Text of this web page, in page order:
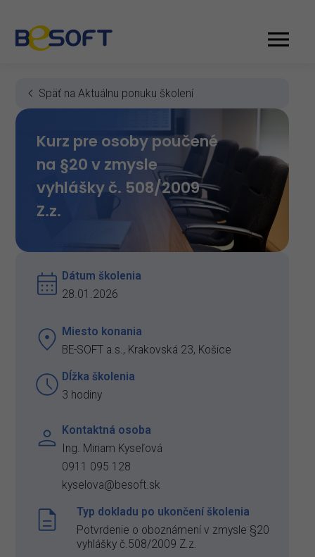
Späť na Aktuálnu ponuku školení
Kurz pre osoby poučené
na §20 v zmysle
vyhlášky č. 508/2009
Z.z.
Dátum školenia
28.01.2026
Miesto konania
BE-SOFT a.s., Krakovská 23, Košice
Dĺžka školenia
3 hodiny
Kontaktná osoba
Ing. Miriam Kyseľová
0911 095 128
kyselova@besoft.sk
Typ dokladu po ukončení školenia
Potvrdenie o oboznámení v zmysle §20
vyhlášky č.508/2009 Z.z.